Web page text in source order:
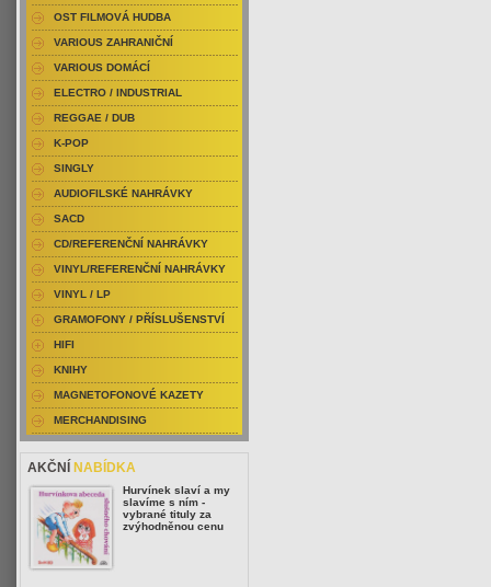
OST FILMOVÁ HUDBA
VARIOUS ZAHRANIČNÍ
VARIOUS DOMÁCÍ
ELECTRO / INDUSTRIAL
REGGAE / DUB
K-POP
SINGLY
AUDIOFILSKÉ NAHRÁVKY
SACD
CD/REFERENČNÍ NAHRÁVKY
VINYL/REFERENČNÍ NAHRÁVKY
VINYL / LP
GRAMOFONY / PŘÍSLUŠENSTVÍ
HIFI
KNIHY
MAGNETOFONOVÉ KAZETY
MERCHANDISING
AKČNÍ NABÍDKA
Hurvínek slaví a my
slavíme s ním -
vybrané tituly za
zvýhodněnou cenu